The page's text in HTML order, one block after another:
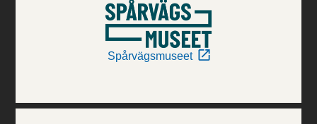
Spårvägsmuseet